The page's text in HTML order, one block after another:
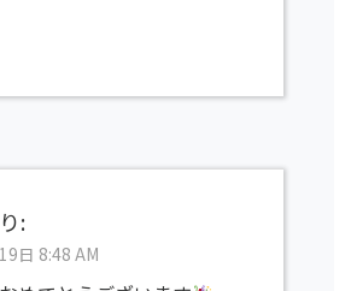
:
日 8:48 AM